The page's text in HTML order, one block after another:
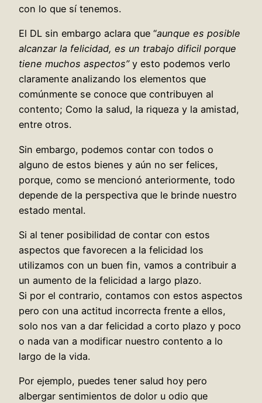
con lo que sí tenemos.
El DL sin embargo aclara que “aunque es posible
alcanzar la felicidad, es un trabajo dificil porque
tiene muchos aspectos”y esto podemos verlo
claramente analizando los elementos que
comúnmente se conoce que contribuyen al
contento; Como la salud, la riqueza y la amistad,
entre otros.
Sin embargo, podemos contar con todos o
alguno de estos bienes y aún no ser felices,
porque, como se mencionó anteriormente, todo
depende de la perspectiva que le brinde nuestro
estado mental.
Si al tener posibilidad de contar con estos
aspectos que favorecen a la felicidad los
utilizamos con un buen fin, vamos a contribuir a
un aumento de la felicidad a largo plazo.
Si por el contrario, contamos con estos aspectos
pero con una actitud incorrecta frente a ellos,
solo nos van a dar felicidad a corto plazo y poco
o nada van a modificar nuestro contento a lo
largo de la vida.
Por ejemplo, puedes tener salud hoy pero
albergar sentimientos de dolor u odio que